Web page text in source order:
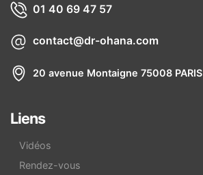
01 40 69 47 57
contact@dr-ohana.com
20 avenue Montaigne 75008 PARIS
Liens
Vidéos
Rendez-vous